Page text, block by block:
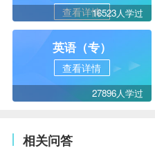
查看详情16523人学过
英语（专）
查看详情
27896人学过
相关问答